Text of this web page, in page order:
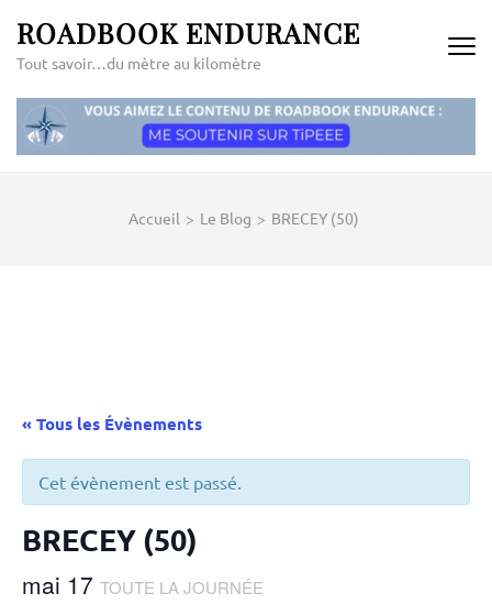
contenu
Entrée)
ROADBOOK ENDURANCE
Tout savoir…du mètre au kilomètre
Accueil > Le Blog > BRECEY (50)
« Tous les Évènements
Cet évènement est passé.
BRECEY (50)
mai 17 TOUTE LA JOURNÉE